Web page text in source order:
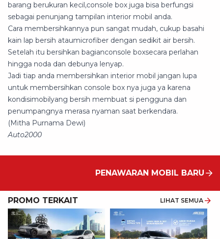
barang berukuran kecil,console box juga bisa berfungsi
sebagai penunjang tampilan interior mobil anda.
Cara membersihkannya pun sangat mudah, cukup basahi
kain lap bersih ataumicrofiber dengan sedikit air bersih.
Setelah itu bersihkan bagianconsole boxsecara perlahan
hingga noda dan debunya lenyap.
Jadi tiap anda membersihkan interior mobil jangan lupa
untuk membersihkan console box nya juga ya karena
kondisimobilyang bersih membuat si pengguna dan
penumpangnya merasa nyaman saat berkendara.
(Mitha Purnama Dewi)
Auto2000
PENAWARAN MOBIL BARU
PROMO TERKAIT LIHAT SEMUA